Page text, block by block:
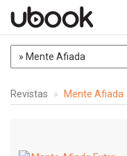
Revistas Mente Afiada